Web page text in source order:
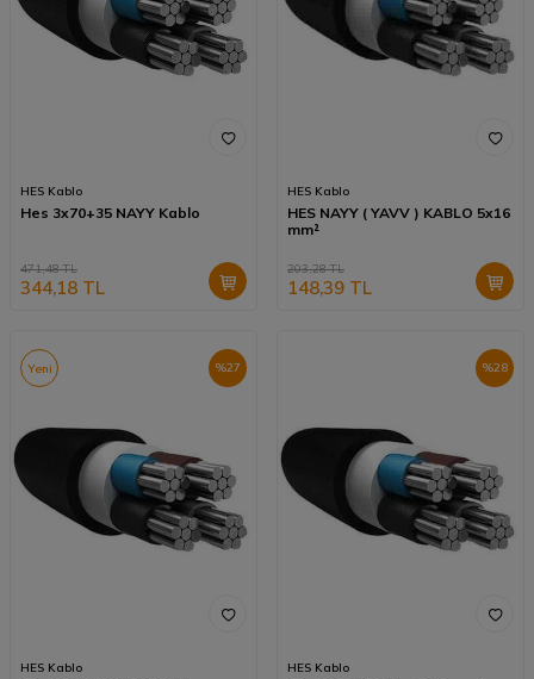
HES Kablo
Hes 3x70+35 NAYY Kablo
471,48TL
344,18 TL
HES Kablo
HES NAYY ( YAVV ) KABLO 5x16
mm²
203,28TL
148,39 TL
%27
Yeni
HES Kablo
%28
HES Kablo